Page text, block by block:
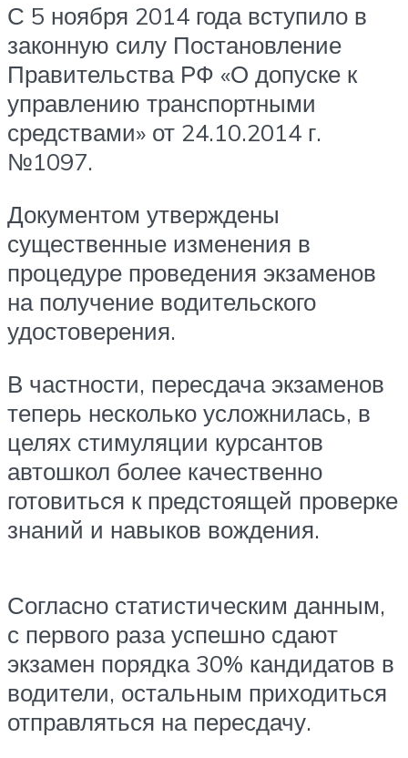
С 5 ноября 2014 года вступило в
законную силу Постановление
Правительства РФ «О допуске к
управлению транспортными
средствами» от 24.10.2014 г.
№1097.
Документом утверждены
существенные изменения в
процедуре проведения экзаменов
на получение водительского
удостоверения.
В частности, пересдача экзаменов
теперь несколько усложнилась, в
целях стимуляции курсантов
автошкол более качественно
готовиться к предстоящей проверке
знаний и навыков вождения.
Согласно статистическим данным,
с первого раза успешно сдают
экзамен порядка 30% кандидатов в
водители, остальным приходиться
отправляться на пересдачу.